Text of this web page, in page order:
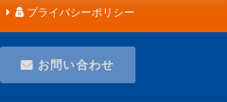
プライバシーポリシー
お問い合わせ